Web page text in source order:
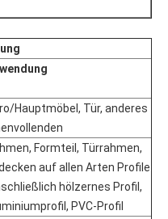
Hauptmöbel, Tür, anderes
Formteil, Türrahmen,
auf allen Arten Profile
hölzernes Profil,
PVC-Profil